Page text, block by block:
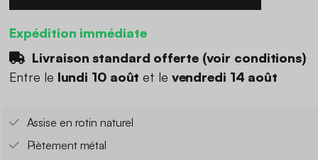
Expédition immédiate
Livraison standard offerte (voir conditions)
Entre le lundi 10 août et le vendredi 14 août
Assise en rotin naturel
Piètement métal